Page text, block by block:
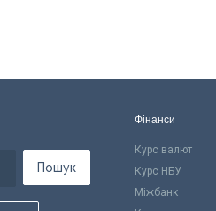
Пошук
Фінанси
Курс валют
Курс НБУ
Міжбанк